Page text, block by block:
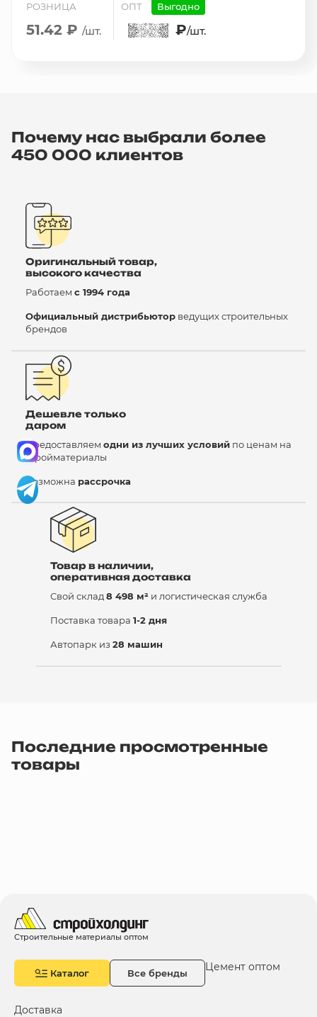
РОЗНИЦА
51.42 ₽ /шт.
ОПТ Выгодно
₽/шт.
Почему нас выбрали более
450 000 клиентов
Оригинальный товар,
высокого качества
Работаем с 1994 года
Официальный дистрибьютор ведущих строительных
брендов
Дешевле только
даром
Предоставляем одни из лучших условий по ценам на
стройматериалы
Возможна рассрочка
Товар в наличии,
оперативная доставка
Свой склад 8 498 м² и логистическая служба
Поставка товара 1-2 дня
Автопарк из 28 машин
Последние просмотренные
товары
Строительные материалы оптом
Каталог Все бренды Цемент оптом
Доставка